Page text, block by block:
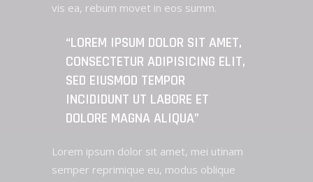
vis ea, rebum movet in eos summ.
“LOREM IPSUM DOLOR SIT AMET,
CONSECTETUR ADIPISICING ELIT,
SED EIUSMOD TEMPOR
INCIDIDUNT UT LABORE ET
DOLORE MAGNA ALIQUA”
Lorem ipsum dolor sit amet, mei utinam
semper reprimique eu, modus oblique